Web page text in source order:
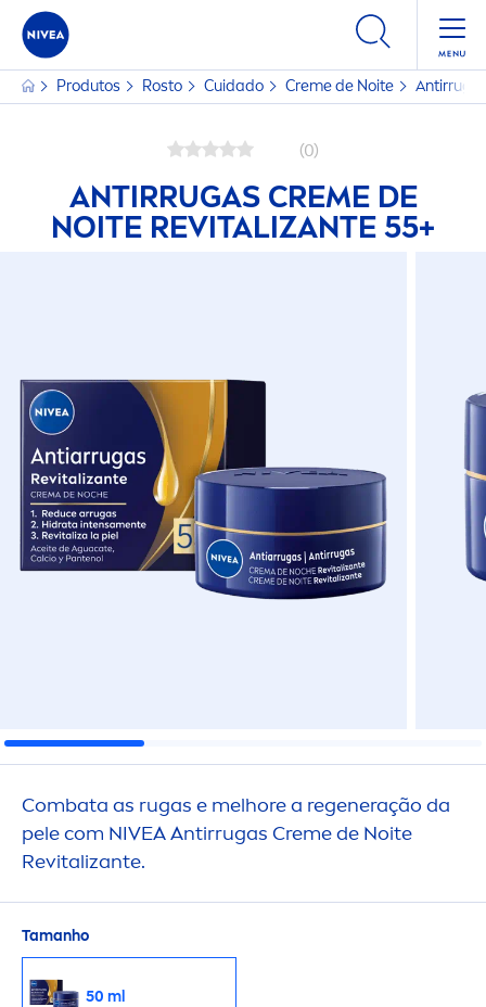
Produtos Rosto Cuidado Cremede Noite
(0)
ANTIRRUGAS CREMEDE
NOITE REVITALIZANTE 55+
Combata as rugas e melhore a regeneração da
pele com NIVEAAntirrugas Cremede Noite
Revitalizante.
Tamanho
50 ml